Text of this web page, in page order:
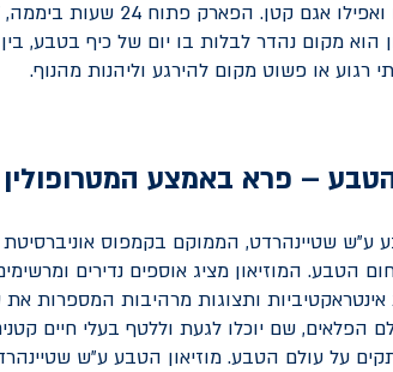
הוא מקום נהדר לבלות בו יום של כיף בטבע,
רגוע או פשוט מקום להירגע וליהנות מהנוף.
הטבע – פרא באמצע המטרופולין
ע"ש שטיינהרדט, הממוקם בקמפוס
הטבע. המוזיאון מציג אוספים נדירים
אינטראקטיביות ותצוגות מרהיבות המספרות את
הפלאים, שם יוכלו לגעת וללטף בעלי חיים
על עולם הטבע. מוזיאון הטבע ע"ש